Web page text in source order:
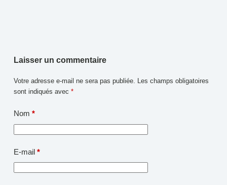
Laisser un commentaire
Votre adresse e-mail ne sera pas publiée. Les champs obligatoires
sont indiqués avec *
Nom *
E-mail*